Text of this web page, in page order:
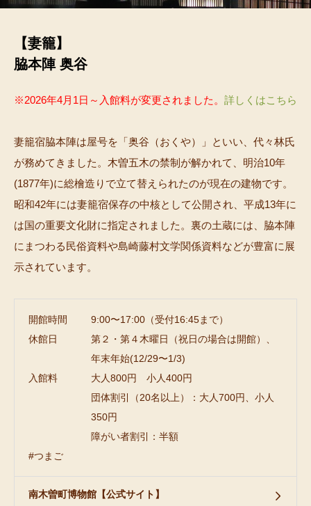
【妻籠】
脇本陣 奥谷
※2026年4月1日～入館料が変更されました。 詳しくはこちら
妻籠宿脇本陣は屋号を「奥谷（おくや）」といい、代々林氏
が務めてきました。木曽五木の禁制が解かれて、明治10年
(1877年)に総檜造りで立て替えられたのが現在の建物です。
昭和42年には妻籠宿保存の中核として公開され、平成13年に
は国の重要文化財に指定されました。裏の土蔵には、脇本陣
にまつわる民俗資料や島崎藤村文学関係資料などが豊富に展
示されています。
開館時間
9:00〜17:00（受付16:45まで）
休館日
第２・第４木曜日（祝日の場合は開館）、
年末年始(12/29〜1/3)
入館料
大人800円 小人400円
団体割引（20名以上）：大人700円、小人
350円
障がい者割引：半額
#つまご
南木曽町博物館【公式サイト】